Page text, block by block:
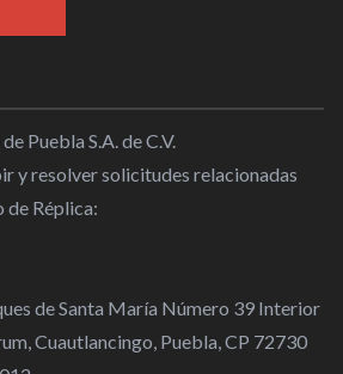
Puebla S.A. de C.V.
y resolver solicitudes relacionadas
de Réplica:
de Santa María Número 39 Interior
Cuautlancingo, Puebla, CP 72730